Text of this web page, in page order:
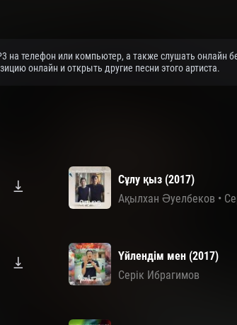
телефон или компьютер, а также слушать онлайн
онлайн и открыть другие песни этого артиста.
Сұлу қыз (2017)
Ақылхан Əуелбеков •
Үйлендім мен (2017)
Серік Ибрагимов